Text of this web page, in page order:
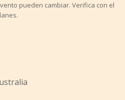
pueden cambiar. Verifica con el